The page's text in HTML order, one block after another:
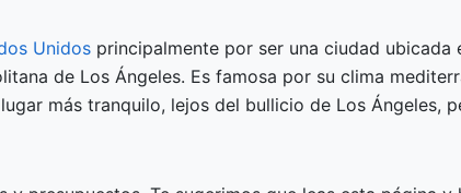
Unidos principalmente por ser una ciudad ubicada
de Los Ángeles. Es famosa por su clima
más tranquilo, lejos del bullicio de Los Ángeles,